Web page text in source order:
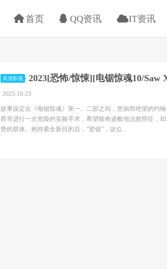
首页 QQ资讯 IT资讯
高清影视 2023[恐怖/惊悚][电锯惊魂10/Saw
2023-10-23
故事设定在《电锯惊魂》第一、二部之间，患病而绝望的约翰
西哥进行一次危险的实验手术，希望能奇迹般地治愈癌症，
势的群体。抱持着全新目的后，“竖锯”，这位...